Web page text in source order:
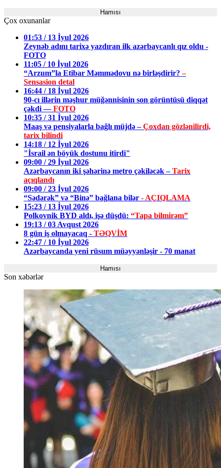
Hamısı
Çox oxunanlar
01:53 / 13 İyul 2026
Zeynəb adını tarixə yazdıran ilk azərbaycanlı qız oldu -
FOTO
11:05 / 10 İyul 2026
“Arzum”la Etibar Məmmədovu nə birləşdirir?–
Sensasion detal
16:44 / 18 İyul 2026
90-cı illərin məşhur müğənnisinin son görüntüsü diqqət
çəkdi —FOTO
10:35 / 31 İyul 2026
Maaş və pensiyalarla bağlı müjdə –Çoxdan gözlənilirdi,
tarix bilindi
14:18 / 12 İyul 2026
"İsrail ən böyük dostunu itirdi"
09:00 / 29 İyul 2026
Azərbaycanın iki şəhərinə metro çəkiləcək –Tarix
açıqlandı
09:00 / 23 İyul 2026
“Sədərək” və “Binə” bağlana bilər - AÇIQLAMA
15:23 / 13 İyul 2026
Polkovnik BYD aldı, işə düşdü: “Tapa bilmirəm”
19:13 / 03 Avqust 2026
8 gün iş olmayacaq - TƏQVİM
22:47 / 10 İyul 2026
Azərbaycanda yeni rüsum müəyyənləşir - 70 manat
Hamısı
Son xəbərlər